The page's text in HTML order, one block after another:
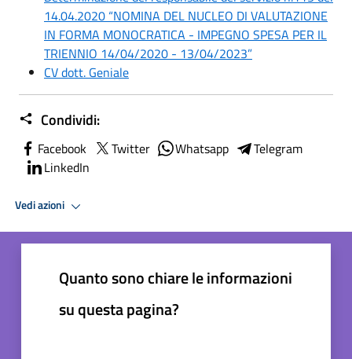
14.04.2020 “NOMINA DEL NUCLEO DI VALUTAZIONE
IN FORMA MONOCRATICA - IMPEGNO SPESA PER IL
TRIENNIO 14/04/2020 - 13/04/2023”
CV dott. Geniale
Condividi:
Facebook Twitter Whatsapp
Telegram
LinkedIn
Vedi azioni
Quanto sono chiare le informazioni
su questa pagina?